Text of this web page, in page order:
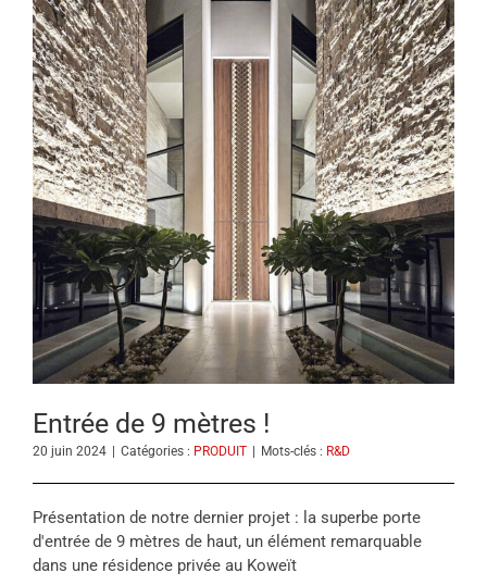
Entrée de 9 mètres !
20 juin 2024 Catégories : PRODUIT Mots-clés : R&D
Présentation de notre dernier projet : la superbe porte
d'entrée de 9 mètres de haut, un élément remarquable
dans une résidence privée au Koweït